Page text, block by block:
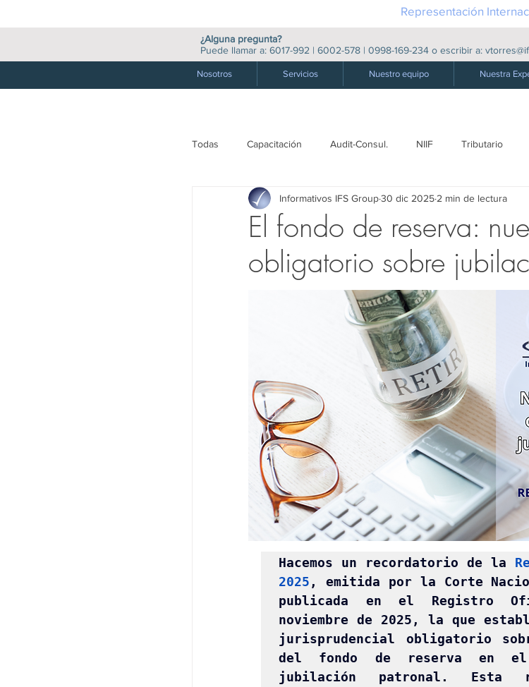
Nosotros Servicios Nuestro equipo Nuestra
¿Alguna pregunta?
Puede llamar a: 6017-992 | 6002-578 | 0998-169-234 o escribir a:
Representación
Todas Capacitación Audit-Consul. NIIF Tributario
M. Valores y Financiero Laboral - S. Social Producción
Medio Ambiente Derecho Público Energía Eléctrica
Precios de Transferencia
El fondo de reserva:
obligatorio sobre
Informativos IFS Group30 dic 2025 2 min de lectura
Hacemos un recordatorio de la
2025 , emitida por la Corte
publicada en el Registro
noviembre de 2025, la que
jurisprudencial obligatorio
del fondo de reserva en
jubilación patronal. Esta